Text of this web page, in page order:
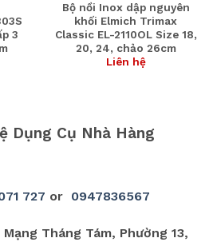
3
Bộ nồi Inox dập nguyên
khối Elmich Trimax
Classic EL-2110OL Size 18,
20, 24, chảo 26cm
Liên hệ
Dụng Cụ Nhà Hàng
727 or 0947836567
Tháng Tám, Phường 13,